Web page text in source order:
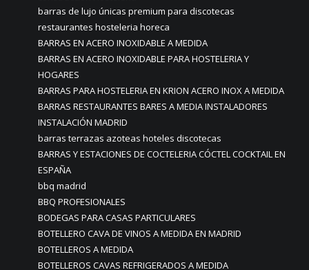
barras de lujo únicas premium para discotecas
restaurantes hosteleria horeca
BARRAS EN ACERO INOXIDABLE A MEDIDA
BARRAS EN ACERO INOXIDABLE PARA HOSTELERIA Y
HOGARES
BARRAS PARA HOSTELERIA EN KRION ACERO INOX A MEDIDA
BARRAS RESTAURANTES BARES A MEDIA INSTALADORES
INSTALACIÓN MADRID
barras terrazas azoteas hoteles discotecas
BARRAS Y ESTACIONES DE COCTELERIA CÓCTEL COCKTAIL EN
ESPAÑA
bbq madrid
BBQ PROFESIONALES
BODEGAS PARA CASAS PARTICULARES
BOTELLERO CAVA DE VINOS A MEDIDA EN MADRID
BOTELLEROS A MEDIDA
BOTELLEROS CAVAS REFRIGERADOS A MEDIDA